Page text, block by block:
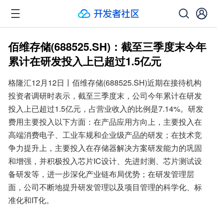
佰维存储(688525.SH)：截至三季度末今年
累计在研发投入上已超过1.5亿元
格隆汇12月12日丨佰维存储(688525.SH)近期在接待机构
投资者调研时表示，截至三季度末，公司今年累计在研发
投入上已超过1.5亿元，占营业收入的比例是7.14%。研发
费用主要投入以下方面：在产品应用方向上，主要投入在
高端消费电子、工业车规和企业级产品的研发；在技术竞
争力提升上，主要投入在存储器解决方案研发能力的巩固
和增强，并积极投入芯片IC设计、先进封测、芯片测试设
备研发等，进一步深化产业链布局优势；在研发管理层
面，公司不断地提升研发管理以及项目管理的科学化、标
准化和IT化。